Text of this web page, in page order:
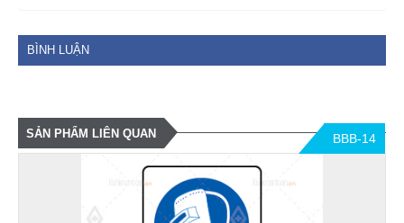
BÌNH LUẬN
SẢN PHẨM LIÊN QUAN BBB-14